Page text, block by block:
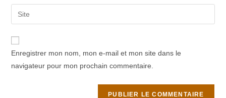
comment
email
address
comment
Saisir
l’URL
de
Enregistrer mon nom, mon e-mail et mon site dans le
navigateur pour mon prochain commentaire.